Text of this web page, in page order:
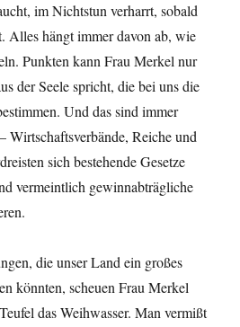
im Nichtstun verharrt, sobald
Alles hängt immer davon ab, wie
Punkten kann Frau Merkel nur
der Seele spricht, die bei uns die
Und das sind immer
Wirtschaftsverbände, Reiche und
sich bestehende Gesetze
vermeintlich gewinnabträgliche
die unser Land ein großes
könnten, scheuen Frau Merkel
das Weihwasser. Man vermißt